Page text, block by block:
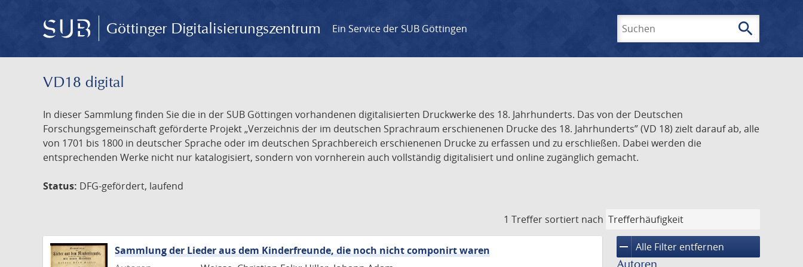
Göttinger Digitalisierungszentrum Ein Service der SUB Göttingen search
VD18 digital
In dieser Sammlung finden Sie die in der SUB Göttingen vorhandenen digitalisierten Druckwerke des 18. Jahrhunderts. Das von der Deutschen
Forschungsgemeinschaft geförderte Projekt „Verzeichnis der im deutschen Sprachraum erschienenen Drucke des 18. Jahrhunderts” (VD 18) zielt darauf ab, alle
von 1701 bis 1800 in deutscher Sprache oder im deutschen Sprachbereich erschienenen Drucke zu erfassen und zu erschließen. Dabei werden die
entsprechenden Werke nicht nur katalogisiert, sondern von vornherein auch vollständig digitalisiert und online zugänglich gemacht.
Status: DFG-gefördert, laufend
1 Treffer sortiert nach
remove Alle Filter entfernen
Sammlung der Lieder aus dem Kinderfreunde, die noch nicht componirt waren